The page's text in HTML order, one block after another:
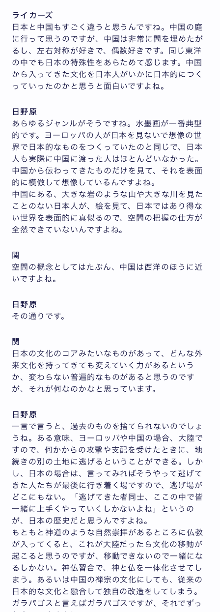
ライカーズ
日本と中国もすごく違うと思うんですね。中国の庭
に行って思うのですが、中国は非常に間を埋めたが
るし、左右対称が好きで、偶数好きです。同じ東洋
の中でも日本の特殊性をあらためて感じます。中国
から入ってきた文化を日本人がいかに日本的につく
っていったのかと思うと面白いですよね。
日野原
あらゆるジャンルがそうですね。水墨画が一番典型
的です。ヨーロッパの人が日本を見ないで想像の世
界で日本的なものをつくっていたのと同じで、日本
人も実際に中国に渡った人はほとんどいなかった。
中国から伝わってきたものだけを見て、それを表面
的に模倣して想像しているんですよね。
中国にある、大きな岩のような山や大きな川を見た
ことのない日本人が、絵を見て、日本ではあり得な
い世界を表面的に真似るので、空間の把握の仕方が
全然できていないんですよね。
関
空間の概念としてはたぶん、中国は西洋のほうに近
いですよね。
日野原
その通りです。
関
日本の文化のコアみたいなものがあって、どんな外
来文化を持ってきても変えていく力があるという
か、変わらない普遍的なものがあると思うのです
が、それが何なのかなと思っています。
日野原
一言で言うと、過去のものを捨てられないのでしょ
うね。ある意味、ヨーロッパや中国の場合、大陸で
すので、何かからの攻撃や支配を受けたときに、地
続きの別の土地に逃げるということができる。しか
し、日本の場合は、言ってみればそうやって逃げて
きた人たちが最後に行き着く場ですので、逃げ場が
どこにもない。「逃げてきた者同士、ここの中で皆
一緒に上手くやっていくしかないよね」というの
が、日本の歴史だと思うんですよね。
もともと神道のような自然崇拝があるところに仏教
が入ってくると、これが大陸だったら文化の移動が
起こると思うのですが、移動できないので一緒にな
るしかない。神仏習合で、神と仏を一体化させてし
まう。あるいは中国の禅宗の文化にしても、従来の
日本的な文化と融合して独自の改造をしてしまう。
ガラパゴスと言えばガラパゴスですが、それでずっ